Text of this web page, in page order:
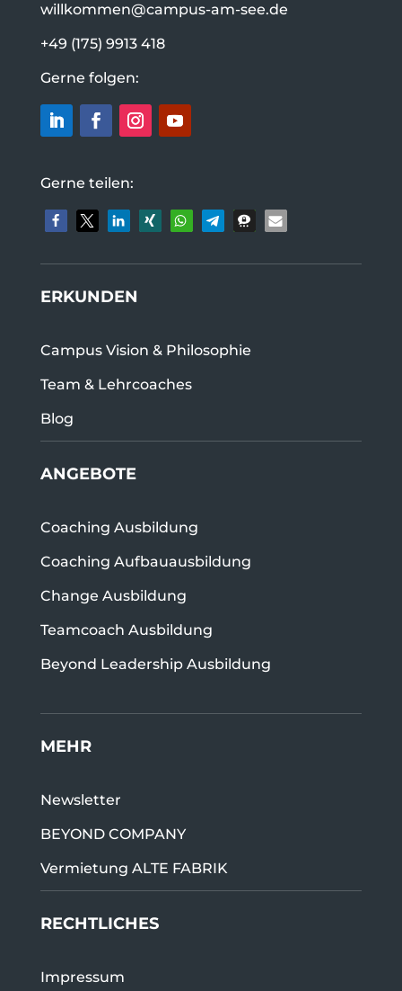
willkommen@campus-am-see.de
+49 (175) 9913 418
Gerne folgen:
Gerne teilen:
ERKUNDEN
Campus Vision & Philosophie
Team & Lehrcoaches
Blog
ANGEBOTE
Coaching Ausbildung
Coaching Aufbauausbildung
Change Ausbildung
Teamcoach Ausbildung
Beyond Leadership Ausbildung
MEHR
Newsletter
BEYOND COMPANY
Vermietung ALTE FABRIK
RECHTLICHES
Impressum